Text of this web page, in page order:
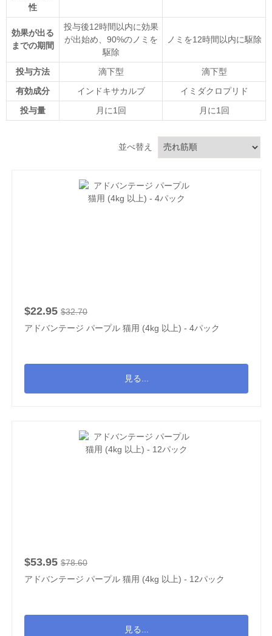
性
効果が出る
までの期間
投与後12時間以内に効果
が出始め、90%のノミを
駆除
ノミを12時間以内に駆除
投与方法 滴下型
滴下型
有効成分
インドキサカルブ
イミダクロプリド
投与量
月に1回 月に1回
並べ替え
$22.95 $32.70
アドバンテージ パープル 猫用 (4kg 以上) - 4パック
見る...
$53.95 $78.60
アドバンテージ パープル 猫用 (4kg 以上) - 12パック
見る...